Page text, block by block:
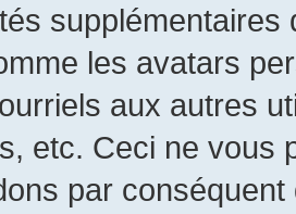
les avatars
aux autres
etc. Ceci ne vous
par conséquent